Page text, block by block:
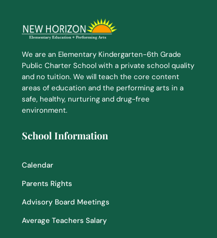
We are an Elementary Kindergarten-6th Grade
Public Charter School with a private school quality
and no tuition. We will teach the core content
areas of education and the performing arts in a
safe, healthy, nurturing and drug-free
environment.
School Information
Calendar
Parents Rights
Advisory Board Meetings
Average Teachers Salary